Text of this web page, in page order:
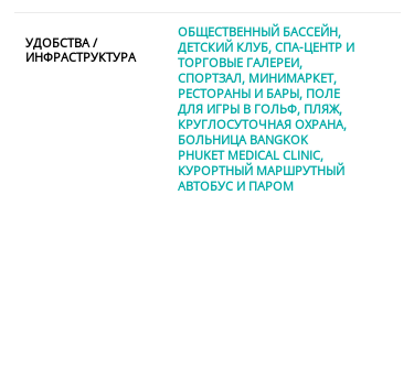
УДОБСТВА /
ИНФРАСТРУКТУРА
ОБЩЕСТВЕННЫЙ БАССЕЙН
ДЕТСКИЙ КЛУБ СПА-ЦЕНТР И
ТОРГОВЫЕ ГАЛЕРЕИ
СПОРТЗАЛ МИНИМАРКЕТ
РЕСТОРАНЫ И БАРЫ ПОЛЕ
ДЛЯ ИГРЫ В ГОЛЬФ ПЛЯЖ
КРУГЛОСУТОЧНАЯ ОХРАНА
БОЛЬНИЦА BANGKOK
PHUKET MEDICAL CLINIC
КУРОРТНЫЙ МАРШРУТНЫЙ
АВТОБУС И ПАРОМ